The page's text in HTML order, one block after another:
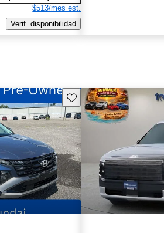
$513/mes est.
Verif. disponibilidad
Guarda este Aviso